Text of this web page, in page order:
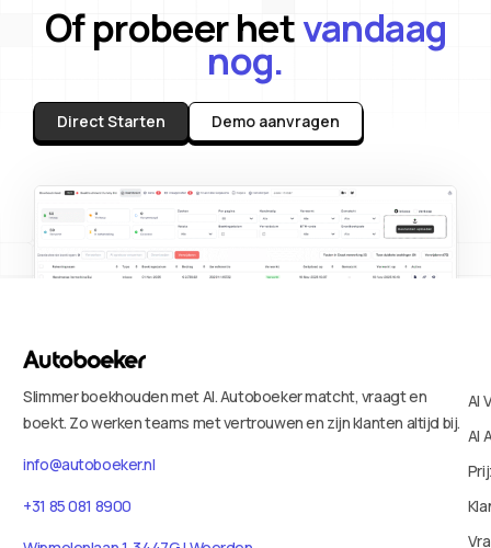
Of probeer hetvandaag
nog.
Direct Starten Demo aanvragen
Slimmer boekhouden met AI. Autoboeker matcht, vraagt en
boekt. Zo werken teams met vertrouwen en zijn klanten altijd bij.
info@autoboeker.nl
+31 85 081 8900
AI
AI